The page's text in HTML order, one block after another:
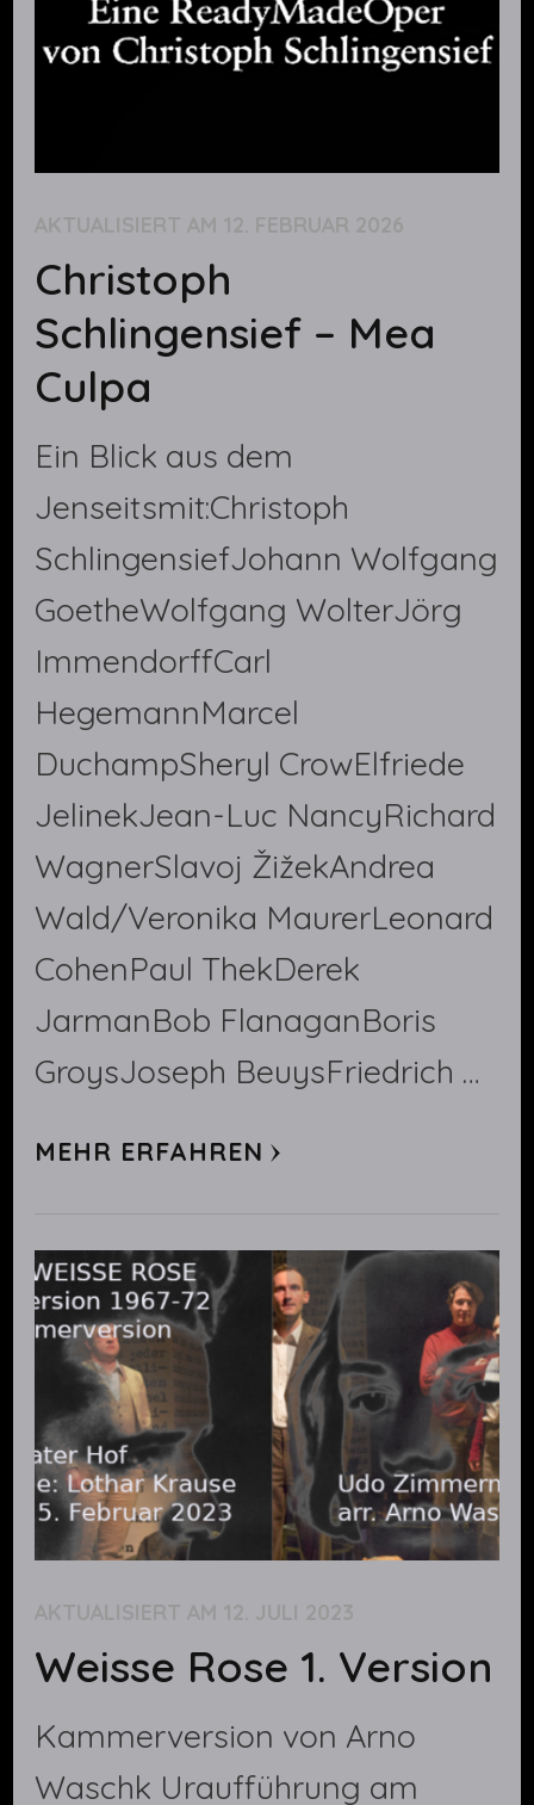
AKTUALISIERT AM 12. FEBRUAR 2026
Christoph
Schlingensief – Mea
Culpa
Ein Blick aus dem
Jenseitsmit:Christoph
SchlingensiefJohann Wolfgang
GoetheWolfgang WolterJörg
ImmendorffCarl
HegemannMarcel
DuchampSheryl CrowElfriede
JelinekJean-Luc NancyRichard
WagnerSlavoj ŽižekAndrea
Wald/Veronika MaurerLeonard
CohenPaul ThekDerek
JarmanBob FlanaganBoris
GroysJoseph BeuysFriedrich …
MEHR ERFAHREN
AKTUALISIERT AM 12. JULI 2023
Weisse Rose 1. Version
Kammerversion von Arno
Waschk Uraufführung am